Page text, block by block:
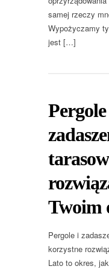
samej rzeczy
Wypożyczamy
jest […]
Twoim
Pergole i
korzystne
Lato to okres,